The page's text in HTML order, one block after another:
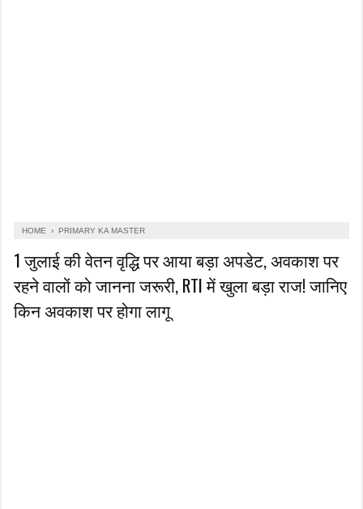
HOME › PRIMARY KA MASTER
1 जुलाई की वेतन वृद्धि पर आया बड़ा अपडेट, अवकाश पर
रहने वालों को जानना जरूरी, RTI में खुला बड़ा राज! जानिए
किन अवकाश पर होगा लागू